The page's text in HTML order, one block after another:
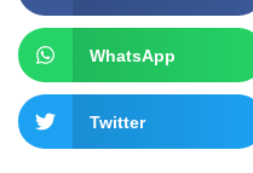
WhatsApp
Twitter